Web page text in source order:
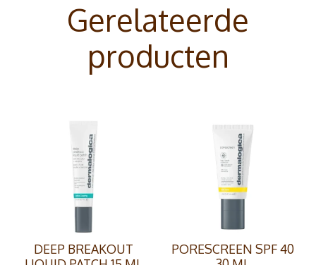
Gerelateerde
producten
DEEP BREAKOUT
PORESCREEN SPF 40